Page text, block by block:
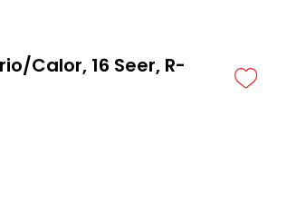
Calor, 16 Seer, R-